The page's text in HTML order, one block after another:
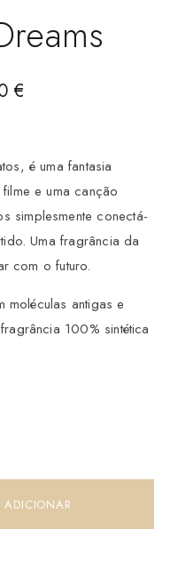
€
é uma fantasia
e uma canção
simplesmente conectá-
Uma fragrância da
com o futuro.
moléculas antigas e
100% sintética
ADICIONAR